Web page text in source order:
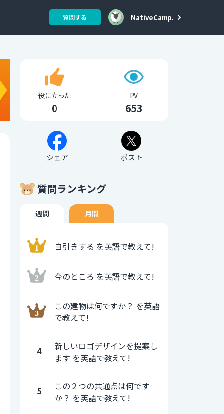
質問する NativeCamp.
役に立った
0
PV
653
シェア ポスト
質問ランキング
週間 月間
自引きする を英語で教えて!
今のところ を英語で教えて!
この建物は何ですか？ を英語
で教えて!
4
新しいロゴデザインを提案し
ます を英語で教えて!
5
この２つの共通点は何です
か？ を英語で教えて!